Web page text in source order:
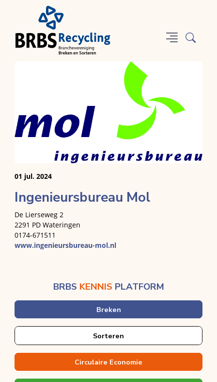
01 jul. 2024
Ingenieursbureau Mol
De Lierseweg 2
2291 PD Wateringen
0174-671511
www.ingenieursbureau-mol.nl
BRBS KENNIS PLATFORM
Breken
Sorteren
Circulaire Economie